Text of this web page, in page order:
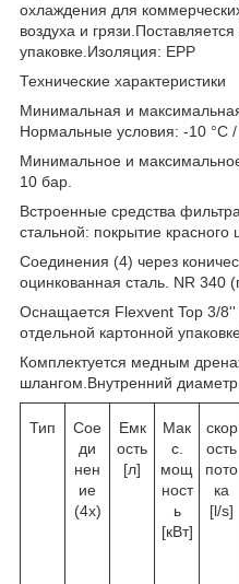
охлаждения для
воздуха и
упаковке.Изоляция: EPP
Технические характеристики
Минимальная и
Нормальные условия: -10 °C /
Минимальное и
10 бар.
Встроенные средства
стальной: покрытие красного
Соединения (4) через
оцинкованная сталь. NR 340
Оснащается Flexvent Top 3/8''
отдельной картонной
Комплектуется медным
шлангом.Внутренний
Тип
Сое
ди
нен
ие
(4x)
Емк
ость
[л]
Мак
с.
мощ
ност
ь
[кВт]
скор
ость
пото
ка
[l/s]